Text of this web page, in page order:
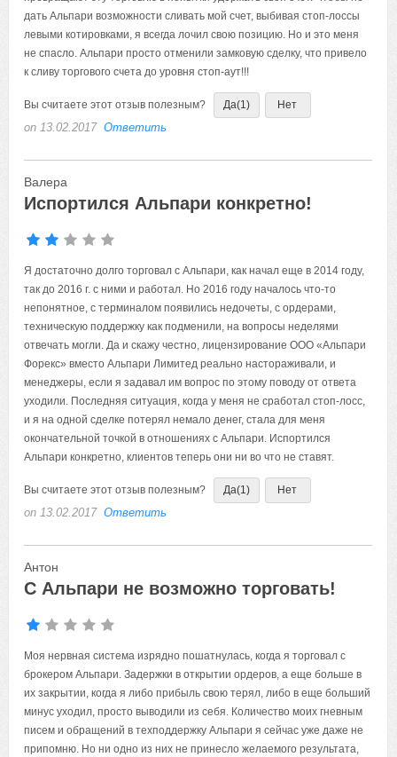
дать Альпари возможности сливать мой счет, выбивая стоп-лоссы
левыми котировками, я всегда лочил свою позицию. Но и это меня
не спасло. Альпари просто отменили замковую сделку, что привело
к сливу торгового счета до уровня стоп-аут!!!
Вы считаете этот отзыв полезным? Да(1) Нет
on 13.02.2017 Ответить
Валера
Испортился Альпари конкретно!
Я достаточно долго торговал с Альпари, как начал еще в 2014 году,
так до 2016 г. с ними и работал. Но 2016 году началось что-то
непонятное, с терминалом появились недочеты, с ордерами,
техническую поддержку как подменили, на вопросы неделями
отвечать могли. Да и скажу честно, лицензирование ООО «Альпари
Форекс» вместо Альпари Лимитед реально настораживали, и
менеджеры, если я задавал им вопрос по этому поводу от ответа
уходили. Последняя ситуация, когда у меня не сработал стоп-лосс,
и я на одной сделке потерял немало денег, стала для меня
окончательной точкой в отношениях с Альпари. Испортился
Альпари конкретно, клиентов теперь они ни во что не ставят.
Вы считаете этот отзыв полезным? Да(1) Нет
on 13.02.2017 Ответить
Антон
С Альпари не возможно торговать!
Моя нервная система изрядно пошатнулась, когда я торговал с
брокером Альпари. Задержки в открытии ордеров, а еще больше в
их закрытии, когда я либо прибыль свою терял, либо в еще больший
минус уходил, просто выводили из себя. Количество моих гневным
писем и обращений в техподдержку Альпари я сейчас уже даже не
припомню. Но ни одно из них не принесло желаемого результата,